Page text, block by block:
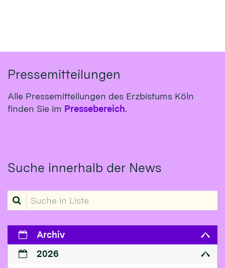
Pressemitteilungen
Alle Pressemitteilungen des Erzbistums Köln
finden Sie im Pressebereich.
Suche innerhalb der News
Suche in Liste
Archiv
2026